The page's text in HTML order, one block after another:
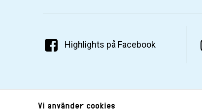
Highlights på Facebook
Vi använder cookies